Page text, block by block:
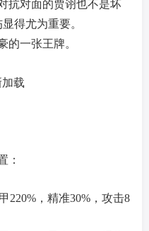
抗对面的贾诩也不是坏
得尤为重要。
的一张王牌。
载
：
220%，精准30%，攻击8